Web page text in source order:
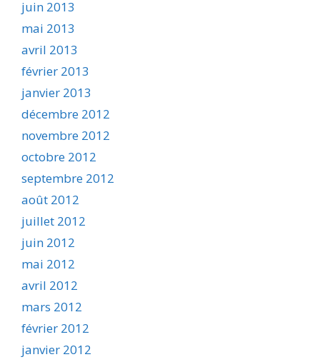
juin 2013
mai 2013
avril 2013
février 2013
janvier 2013
décembre 2012
novembre 2012
octobre 2012
septembre 2012
août 2012
juillet 2012
juin 2012
mai 2012
avril 2012
mars 2012
février 2012
janvier 2012